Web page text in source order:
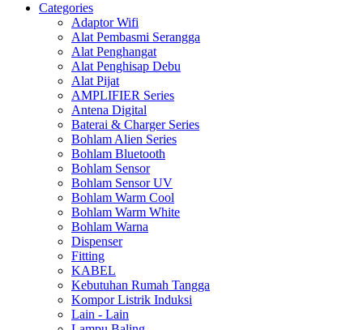
Categories
Adaptor Wifi
Alat Pembasmi Serangga
Alat Penghangat
Alat Penghisap Debu
Alat Pijat
AMPLIFIER Series
Antena Digital
Baterai & Charger Series
Bohlam Alien Series
Bohlam Bluetooth
Bohlam Sensor
Bohlam Sensor UV
Bohlam Warm Cool
Bohlam Warm White
Bohlam Warna
Dispenser
Fitting
KABEL
Kebutuhan Rumah Tangga
Kompor Listrik Induksi
Lain - Lain